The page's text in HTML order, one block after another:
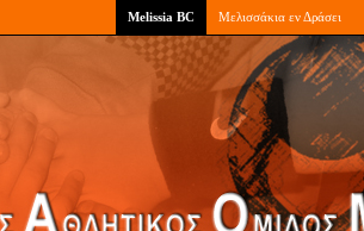
Melissia BC Μελισσάκια εν Δράσει